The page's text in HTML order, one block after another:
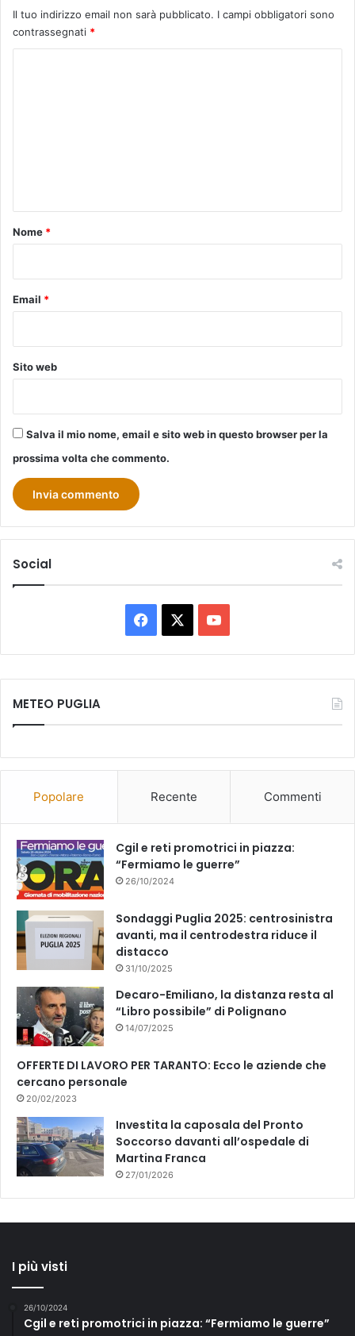
Il tuo indirizzo email non sarà pubblicato. I campi obbligatori sono
contrassegnati *
o
Nome *
Email *
Sito web
Salva il mio nome, email e sito web in questo browser per la
prossima volta che commento.
Social
Facebook You
Tube
METEO PUGLIA
Popolare Recente Commenti
Cgil e reti promotrici in piazza:
“Fermiamo le guerre”
26/10/2024
Sondaggi Puglia 2025: centrosinistra
avanti, ma il centrodestra riduce il
distacco
31/10/2025
Decaro-Emiliano, la distanza resta al
“Libro possibile” di Polignano
14/07/2025
OFFERTE DI LAVORO PER TARANTO: Ecco le aziende che
cercano personale
20/02/2023
Investita la caposala del Pronto
Soccorso davanti all’ospedale di
Martina Franca
27/01/2026
I più visti
26/10/2024
Cgil e reti promotrici in piazza: “Fermiamo le guerre”